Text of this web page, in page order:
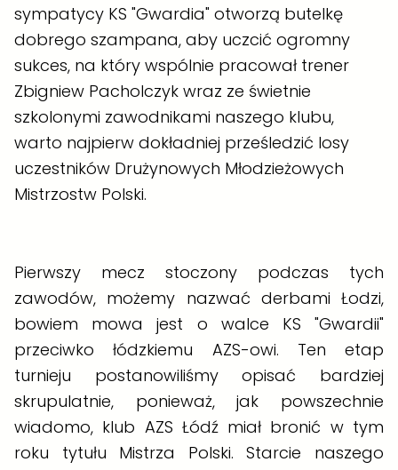
sympatycy KS "Gwardia" otworzą butelkę
dobrego szampana, aby uczcić ogromny
sukces, na który wspólnie pracował trener
Zbigniew Pacholczyk wraz ze świetnie
szkolonymi zawodnikami naszego klubu,
warto najpierw dokładniej prześledzić losy
uczestników Drużynowych Młodzieżowych
Mistrzostw Polski.
Pierwszy mecz stoczony podczas tych
zawodów, możemy nazwać derbami Łodzi,
bowiem mowa jest o walce KS "Gwardii"
przeciwko łódzkiemu AZS-owi. Ten etap
turnieju postanowiliśmy opisać bardziej
skrupulatnie, ponieważ, jak powszechnie
wiadomo, klub AZS Łódź miał bronić w tym
roku tytułu Mistrza Polski. Starcie naszego